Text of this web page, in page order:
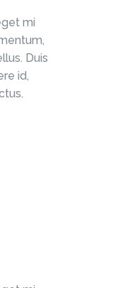
mi
Duis
id,